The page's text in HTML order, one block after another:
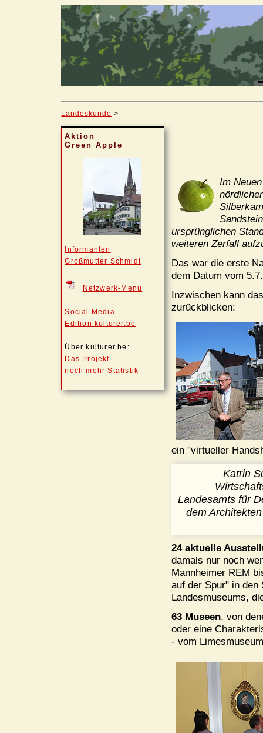
Landeskunde >
Aktion
Green Apple
Informanten
Großmutter Schmidt
Netzwerk-Menu
Social Media
Edition kulturer.be
Über kulturer.be:
Das Projekt
noch mehr Statistik
Im
ursprünglichen
weiteren Zerfall
Das war die erste
dem Datum vom
Inzwischen kann
zurückblicken:
ein "virtueller
Katrin
Landesamts für
dem
24 aktuelle
damals nur noch
Mannheimer REM
auf der Spur" in den
Landesmuseums,
63 Museen, von
oder eine
- vom